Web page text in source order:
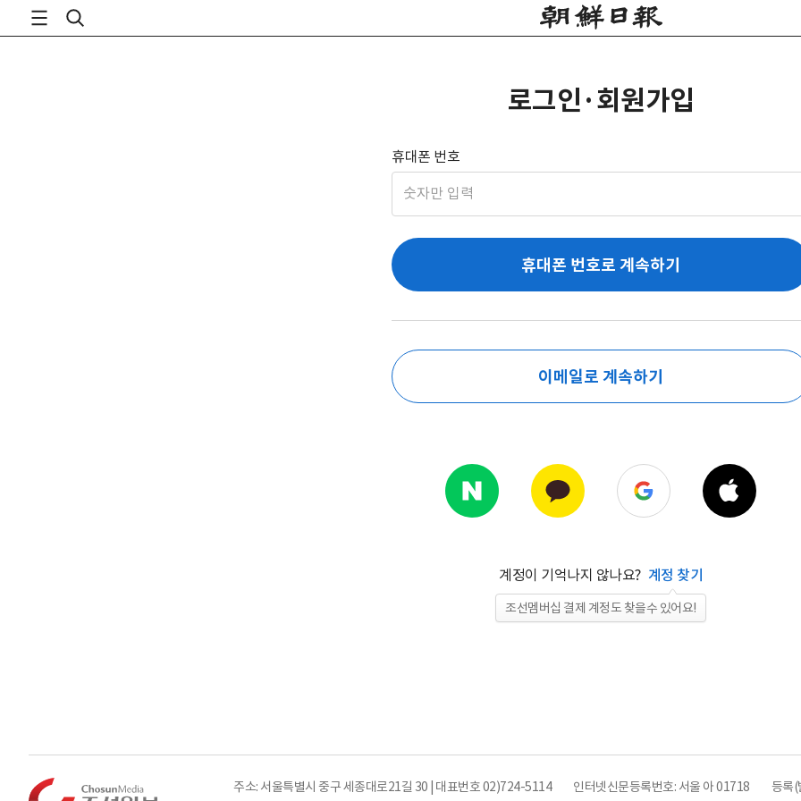
로그인·회원가입
휴대폰 번호
휴대폰 번호로 계속하기
이메일로 계속하기
계정이 기억나지 않나요? 계정 찾기
조선멤버십 결제 계정도 찾을수 있어요!
주소: 서울특별시 중구 세종대로21길 30 | 대표번호 02)724-5114 인터넷신문등록번호: 서울 아 01718 등록(